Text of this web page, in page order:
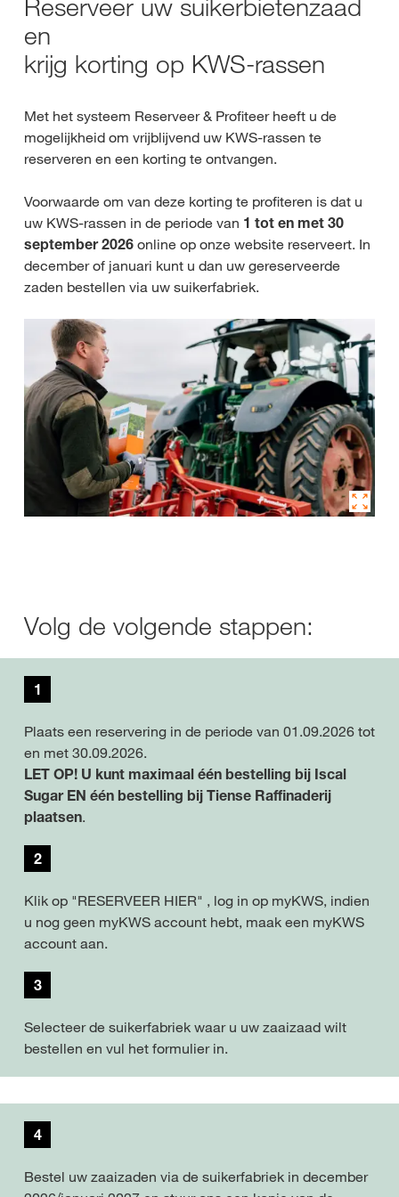
Reserveer uw suikerbietenzaad
en
krijg korting op KWS-rassen
Met het systeem Reserveer & Profiteer heeft u de
mogelijkheid om vrijblijvend uw KWS-rassen te
reserveren en een korting te ontvangen.
Voorwaarde om van deze korting te profiteren is dat u
uw KWS-rassen in de periode van 1 tot en met 30
september 2026 online op onze website reserveert. In
december of januari kunt u dan uw gereserveerde
zaden bestellen via uw suikerfabriek.
Volg de volgende stappen:
1
Plaats een reservering in de periode van 01.09.2026 tot
en met 30.09.2026.
LET OP! U kunt maximaal één bestelling bij Iscal
Sugar EN één bestelling bij Tiense Raffinaderij
plaatsen.
2
Klik op "RESERVEER HIER" , log in op myKWS, indien
u nog geen myKWS account hebt, maak een myKWS
account aan.
3
Selecteer de suikerfabriek waar u uw zaaizaad wilt
bestellen en vul het formulier in.
4
Bestel uw zaaizaden via de suikerfabriek in december